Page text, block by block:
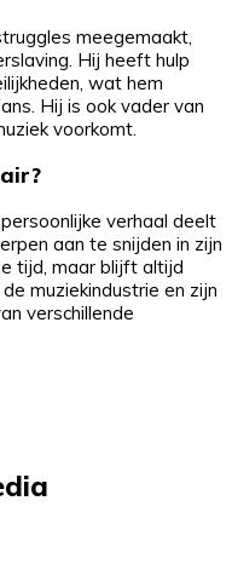
meegemaakt,
Hij heeft hulp
wat hem
Hij is ook vader van
voorkomt.
verhaal deelt
aan te snijden in zijn
tijd, maar blijft altijd
muziekindustrie en zijn
verschillende